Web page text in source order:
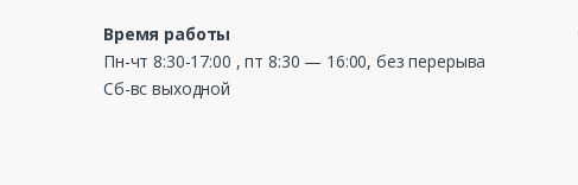
Время работы
Пн-чт 8:30-17:00 , пт 8:30 — 16:00, без перерыва
Сб-вс выходной